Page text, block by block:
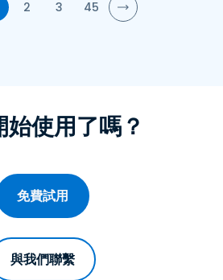
2 3 45
始使用了嗎？
免費試用
與我們聯繫